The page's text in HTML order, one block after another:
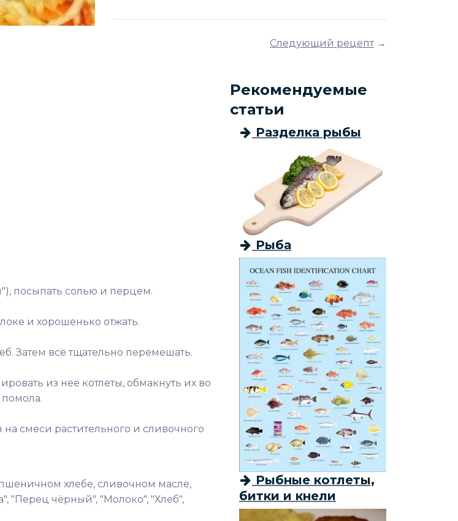
Следующий рецепт→
посыпать солью и перцем.
и хорошенько отжать.
Затем всё тщательно перемешать.
из неё котлеты, обмакнуть их во
помола.
смеси растительного и сливочного
хлебе, сливочном масле,
"Перец чёрный", "Молоко", "Хлеб",
Рекомендуемые
статьи
Разделка рыбы
Рыба
Рыбные котлеты,
битки и кнели